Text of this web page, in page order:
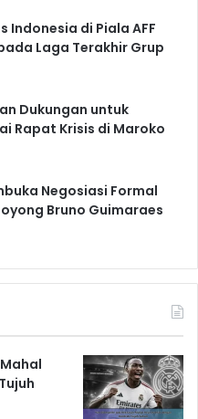
Indonesia di Piala AFF
Laga Terakhir Grup
Dukungan untuk
Rapat Krisis di Maroko
Negosiasi Formal
Bruno Guimaraes